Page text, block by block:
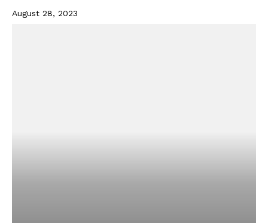
August 28, 2023